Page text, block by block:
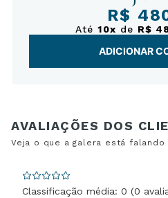
R$
Até10x de R$
ADICIONAR
Classificação média: 0 (0